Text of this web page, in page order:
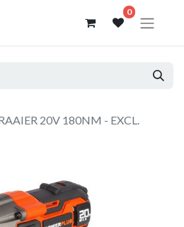
0
20V 180NM - EXCL.